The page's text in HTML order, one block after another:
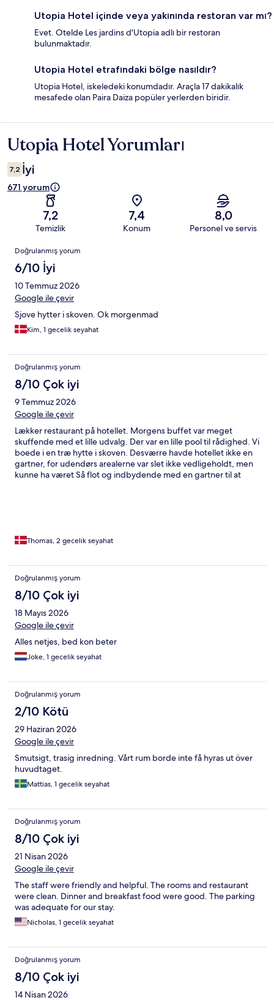
Utopia Hotel içinde veya yakınında restoran var mı?
Evet. Otelde Les jardins d'Utopia adlı bir restoran
bulunmaktadır.
Utopia Hotel etrafındaki bölge nasıldır?
Utopia Hotel, iskeledeki konumdadır. Araçla 17 dakikalık
mesafede olan Paira Daiza popüler yerlerden biridir.
Yorumlar
Utopia Hotel Yorumları
7,2 İyi
671 yorum
7,2
Temizlik
7,4
Konum
8,0
Personel ve servis
Yorumlar
Doğrulanmış yorum
6/10 İyi
10 Temmuz 2026
Google ile çevir
Sjove hytter i skoven. Ok morgenmad
Kim, 1 gecelik seyahat
Doğrulanmış yorum
8/10 Çok iyi
9 Temmuz 2026
Google ile çevir
Lækker restaurant på hotellet. Morgens buffet var meget
skuffende med et lille udvalg. Der var en lille pool til rådighed. Vi
boede i en træ hytte i skoven. Desværre havde hotellet ikke en
gartner, for udendørs arealerne var slet ikke vedligeholdt, men
kunne ha været Så flot og indbydende med en gartner til at
Thomas, 2 gecelik seyahat
Doğrulanmış yorum
8/10 Çok iyi
18 Mayıs 2026
Google ile çevir
Alles netjes, bed kon beter
Joke, 1 gecelik seyahat
Doğrulanmış yorum
2/10 Kötü
29 Haziran 2026
Google ile çevir
Smutsigt, trasig inredning. Vårt rum borde inte få hyras ut över
huvudtaget.
Mattias, 1 gecelik seyahat
Doğrulanmış yorum
8/10 Çok iyi
21 Nisan 2026
Google ile çevir
The staff were friendly and helpful. The rooms and restaurant
were clean. Dinner and breakfast food were good. The parking
was adequate for our stay.
Nicholas, 1 gecelik seyahat
Doğrulanmış yorum
8/10 Çok iyi
14 Nisan 2026